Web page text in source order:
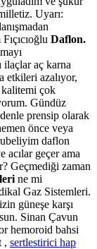
Uyarı:
Daflon.
ilaçlar aç karna
etkileri azalıyor,
kalitemi çok
Gündüz
prensip olarak
önce veya
daflon
acılar geçer ama
Geçmediği zaman
ne mi
Gaz Sistemleri.
güneşe karşı
Sinan Çavun
hemoroid bahsi
, sertlestirici hap